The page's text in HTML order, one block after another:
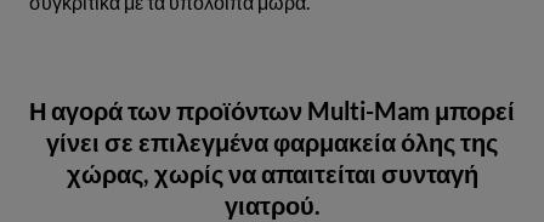
Η αγορά των προϊόντων Multi-Mam μπορεί
γίνει σε επιλεγμένα φαρμακεία όλης της
χώρας, χωρίς να απαιτείται συνταγή
γιατρού.